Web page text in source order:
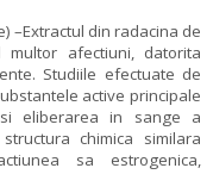
–Extractul din radacina de
afectiuni, datorita
Studiile efectuate de
active principale
eliberarea in sange a
chimica similara
sa estrogenica,